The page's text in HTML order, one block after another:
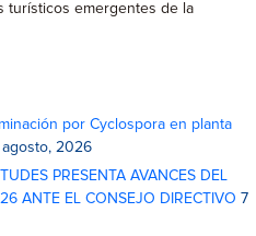
turísticos emergentes de la
por Cyclospora en planta
agosto, 2026
PRESENTA AVANCES DEL
ANTE EL CONSEJO DIRECTIVO 7